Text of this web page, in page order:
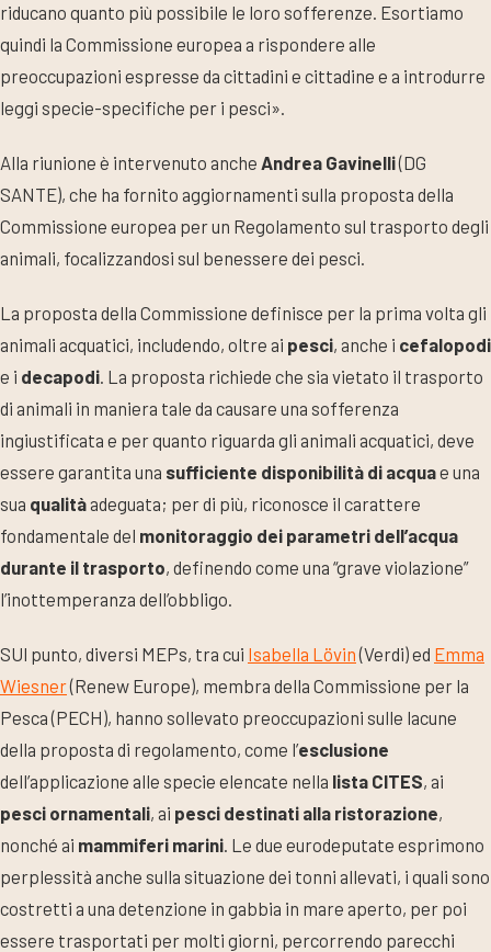
riducano quanto più possibile le loro sofferenze. Esortiamo
quindi la Commissione europea a rispondere alle
preoccupazioni espresse da cittadini e cittadine e a introdurre
leggi specie-specifiche per i pesci».
Alla riunione è intervenuto anche Andrea Gavinelli(DG
SANTE), che ha fornito aggiornamenti sulla proposta della
Commissione europea per un Regolamento sul trasporto degli
animali, focalizzandosi sul benessere dei pesci.
La proposta della Commissione definisce per la prima volta gli
animali acquatici, includendo, oltre ai pesci, anche i cefalopodi
e i decapodi. La proposta richiede che sia vietato il trasporto
di animali in maniera tale da causare una sofferenza
ingiustificata e per quanto riguarda gli animali acquatici, deve
essere garantita una sufficiente disponibilità di acquae una
sua qualitàadeguata; per di più, riconosce il carattere
fondamentale del monitoraggio dei parametri dell’acqua
durante il trasporto, definendo come una “grave violazione”
l’inottemperanza dell’obbligo.
SUl punto, diversi MEPs, tra cui Isabella Lövin(Verdi) ed Emma
Wiesner(Renew Europe), membra della Commissione per la
Pesca (PECH), hanno sollevato preoccupazioni sulle lacune
della proposta di regolamento, come l’esclusione
dell’applicazione alle specie elencate nella lista CITES, ai
pesci ornamentali, ai pesci destinati alla ristorazione,
nonché ai mammiferi marini. Le due eurodeputate esprimono
perplessità anche sulla situazione dei tonni allevati, i quali sono
costretti a una detenzione in gabbia in mare aperto, per poi
essere trasportati per molti giorni, percorrendo parecchi